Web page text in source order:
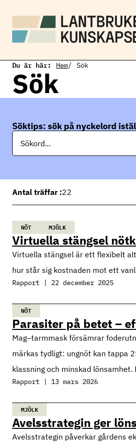
v
l
Du är här: Hem Sök
Sök
Söktips: sök på nyckelord
S
k
Antal träffar :22
NÖT MJÖLK
Virtuella stängsel
Virtuella stängsel är ett flexibelt
hur står sig kostnaden mot ett
Rapport | 22 december 2025
NÖT
Parasiter på betet –
Mag–tarmmask försämrar
märkas tydligt: ungnöt kan tappa
klassning och minskad
Rapport | 13 mars 2026
MJÖLK
Avelsstrategin ger
Avelsstrategin påverkar gårdens